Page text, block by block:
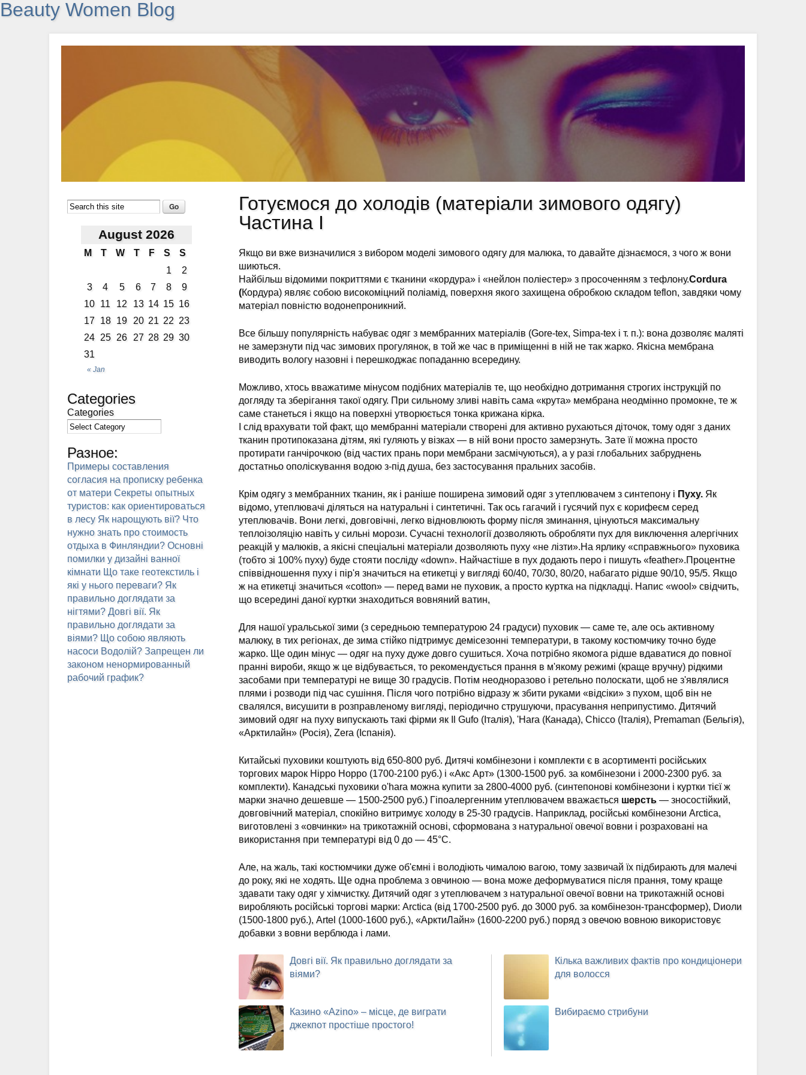
Beauty Women Blog
Готуємося до холодів (матеріали зимового одягу)
Частина I
Якщо ви вже визначилися з вибором моделі зимового одягу для малюка, то давайте дізнаємося, з чого ж вони
шиються.
Найбільш відомими покриттями є тканини «кордура» і «нейлон поліестер» з просоченням з тефлону.Cordura
(Кордура) являє собою високоміцний поліамід, поверхня якого захищена обробкою складом teflon, завдяки чому
матеріал повністю водонепроникний.
Все більшу популярність набуває одяг з мембранних матеріалів (Gore-tex, Simpa-tex і т. п.): вона дозволяє маляті
не замерзнути під час зимових прогулянок, в той же час в приміщенні в ній не так жарко. Якісна мембрана
виводить вологу назовні і перешкоджає попаданню всередину.
Можливо, хтось вважатиме мінусом подібних матеріалів те, що необхідно дотримання строгих інструкцій по
догляду та зберігання такої одягу. При сильному зливі навіть сама «крута» мембрана неодмінно промокне, те ж
саме станеться і якщо на поверхні утворюється тонка крижана кірка.
І слід врахувати той факт, що мембранні матеріали створені для активно рухаються діточок, тому одяг з даних
тканин протипоказана дітям, які гуляють у візках — в ній вони просто замерзнуть. Зате її можна просто
протирати ганчірочкою (від частих прань пори мембрани засмічуються), а у разі глобальних забруднень
достатньо ополіскування водою з-під душа, без застосування пральних засобів.
Крім одягу з мембранних тканин, як і раніше поширена зимовий одяг з утеплювачем з синтепону і Пуху.Як
відомо, утеплювачі діляться на натуральні і синтетичні. Так ось гагачий і гусячий пух є корифеєм серед
утеплювачів. Вони легкі, довговічні, легко відновлюють форму після зминання, цінуються максимальну
теплоізоляцію навіть у сильні морози. Сучасні технології дозволяють обробляти пух для виключення алергічних
реакцій у малюків, а якісні спеціальні матеріали дозволяють пуху «не лізти».На ярлику «справжнього» пуховика
(тобто зі 100% пуху) буде стояти посліду «down». Найчастіше в пух додають перо і пишуть «feather».Процентне
співвідношення пуху і пір'я значиться на етикетці у вигляді 60/40, 70/30, 80/20, набагато рідше 90/10, 95/5. Якщо
ж на етикетці значиться «cotton» — перед вами не пуховик, а просто куртка на підкладці. Напис «wool» свідчить,
що всередині даної куртки знаходиться вовняний ватин,
Для нашої уральської зими (з середньою температурою 24 градуси) пуховик — саме те, але ось активному
малюку, в тих регіонах, де зима стійко підтримує демісезонні температури, в такому костюмчику точно буде
жарко. Ще один мінус — одяг на пуху дуже довго сушиться. Хоча потрібно якомога рідше вдаватися до повної
пранні вироби, якщо ж це відбувається, то рекомендується прання в м'якому режимі (краще вручну) рідкими
засобами при температурі не вище 30 градусів. Потім неодноразово і ретельно полоскати, щоб не з'являлися
плями і розводи під час сушіння. Після чого потрібно відразу ж збити руками «відсіки» з пухом, щоб він не
свалялся, висушити в розправленому вигляді, періодично струшуючи, прасування неприпустимо. Дитячий
зимовий одяг на пуху випускають такі фірми як Il Gufo (Італія), 'Hara (Канада), Chіcco (Італія), Premaman (Бельгія),
«Арктилайн» (Росія), Zera (Іспанія).
Китайські пуховики коштують від 650-800 руб. Дитячі комбінезони і комплекти є в асортименті російських
торгових марок Hippo Hoppo (1700-2100 руб.) і «Акс Арт» (1300-1500 руб. за комбінезони і 2000-2300 руб. за
комплекти). Канадські пуховики o'hara можна купити за 2800-4000 руб. (синтепонові комбінезони і куртки тієї ж
марки значно дешевше — 1500-2500 руб.) Гіпоалергенним утеплювачем вважається шерсть— зносостійкий,
довговічний матеріал, спокійно витримує холоду в 25-30 градусів. Наприклад, російські комбінезони Arctica,
виготовлені з «овчинки» на трикотажній основі, сформована з натуральної овечої вовни і розраховані на
використання при температурі від 0 до — 45°С.
Але, на жаль, такі костюмчики дуже об'ємні і володіють чималою вагою, тому зазвичай їх підбирають для малечі
до року, які не ходять. Ще одна проблема з овчиною — вона може деформуватися після прання, тому краще
здавати таку одяг у хімчистку. Дитячий одяг з утеплювачем з натуральної овечої вовни на трикотажній основі
виробляють російські торгові марки: Arctica (від 1700-2500 руб. до 3000 руб. за комбінезон-трансформер), Dиоли
(1500-1800 руб.), Artel (1000-1600 руб.), «АрктиЛайн» (1600-2200 руб.) поряд з овечою вовною використовує
добавки з вовни верблюда і лами.
Довгі вії. Як правильно доглядати за
віями?
Казино «Azino» – місце, де виграти
джекпот простіше простого!
Кілька важливих фактів про кондиціонери
для волосся
Вибираємо стрибуни
August 2026
M T W T F S S
« Jan
1
2
3
4 5 6 7 8
9
10 11 12 13 14 15 16
17
18 19 20 21 22 23
24 25 26 27 28 29 30
31
Categories
Categories
Разное:
Примеры составления
согласия на прописку ребенка
от матери Секреты опытных
туристов: как ориентироваться
в лесу Як нарощують вії? Что
нужно знать про стоимость
отдыха в Финляндии? Основні
помилки у дизайні ванної
кімнати Що таке геотекстиль і
які у нього переваги? Як
правильно доглядати за
нігтями? Довгі вії. Як
правильно доглядати за
віями? Що собою являють
насоси Водолій? Запрещен ли
законом ненормированный
рабочий график?